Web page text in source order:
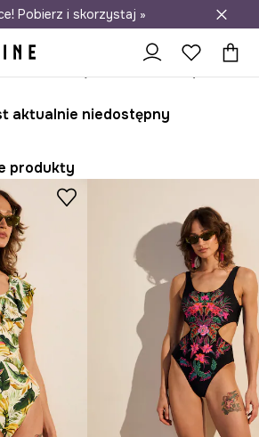
dostawa do salonów
Pobierz i skorzystaj »
aktualnie niedostępny
produkty